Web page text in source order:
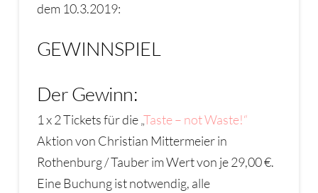
dem 10.3.2019:
GEWINNSPIEL
Der Gewinn:
1 x 2 Tickets für die „Taste – not Waste!“
Aktion von Christian Mittermeier in
Rothenburg / Tauber im Wert von je 29,00 €.
Eine Buchung ist notwendig, alle